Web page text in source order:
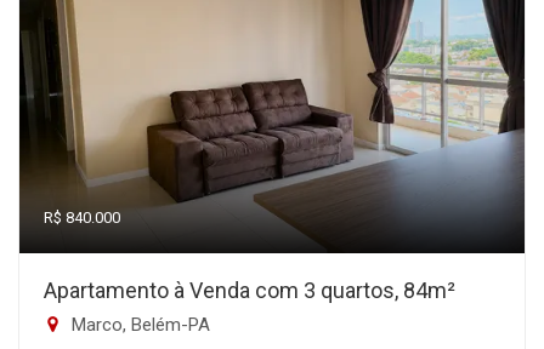
R$ 840.000
Apartamento à Venda com 3 quartos, 84m²
Marco, Belém-PA